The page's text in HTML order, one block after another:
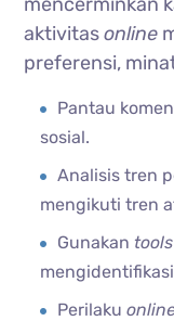
aktivitasonline
preferensi,
Pantau
sosial.
Analisis tren
mengikuti tren
Gunakan tools
Perilaku